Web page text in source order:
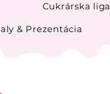
Cukrárska liga
& Prezentácia